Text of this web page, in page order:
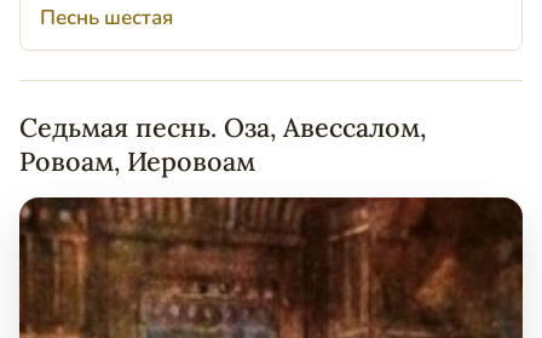
Песнь шестая
Седьмая песнь. Оза, Авессалом,
Ровоам, Иеровоам